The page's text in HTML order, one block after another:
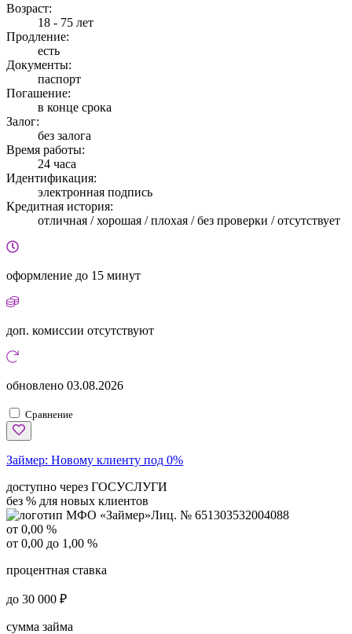
Возраст:
18 - 75 лет
Продление:
есть
Документы:
паспорт
Погашение:
в конце срока
Залог:
без залога
Время работы:
24 часа
Идентификация:
электронная подпись
Кредитная история:
отличная / хорошая / плохая / без проверки / отсутствует
оформление до 15 минут
доп. комиссии отсутствуют
обновлено 03.08.2026
Сравнение
Займер: Новому клиенту под 0%
доступно через ГОСУСЛУГИ
без % для новых клиентов
Лиц. № 651303532004088
от 0,00 %
от 0,00 до 1,00 %
процентная ставка
до 30 000 ₽
сумма займа